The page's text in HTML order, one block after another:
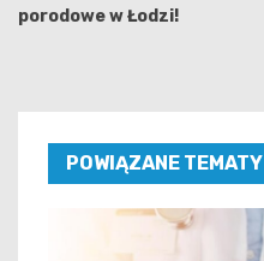
porodowe w Łodzi!
POWIĄZANE TEMATY